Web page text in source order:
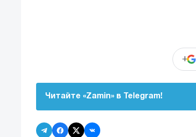
+
Читайте «Zamin» в Telegram!